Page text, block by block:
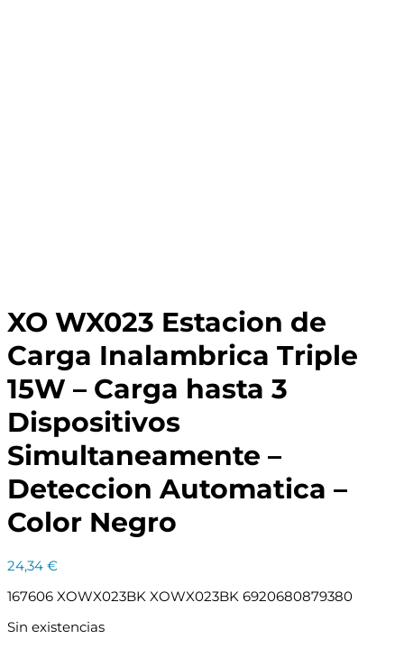
XO WX023 Estacion de
Carga Inalambrica Triple
15W – Carga hasta 3
Dispositivos
Simultaneamente –
Deteccion Automatica –
Color Negro
24,34 €
167606 XOWX023BK XOWX023BK 6920680879380
Sin existencias